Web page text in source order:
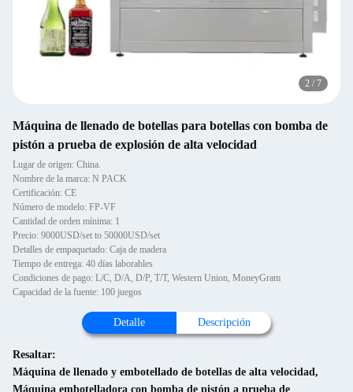
2 / 7
Máquina de llenado de botellas para botellas con bomba de
pistón a prueba de explosión de alta velocidad
Lugar de origen: China.
Nombre de la marca: N PACK
Certificación: CE
Número de modelo: FP-VF
Cantidad de orden mínima: 1
Precio: 9000USD/set to 50000USD/set
Detalles de empaquetado: Caja de madera
Tiempo de entrega: 40 días laborables
Condiciones de pago: L/C, D/A, D/P, T/T, Western Union, MoneyGram
Capacidad de la fuente: 100 juegos
Detalle Descripción
Resaltar:
Máquina de llenado y embotellado de botellas de alta velocidad,
Máquina embotelladora con bomba de pistón a prueba de